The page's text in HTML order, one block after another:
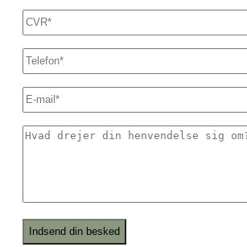
CVR*
Dit
telefonnummer
E-
mail*
Hvad
om?
*Recaptcha